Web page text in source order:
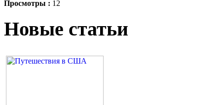
Просмотры : 12
Новые статьи